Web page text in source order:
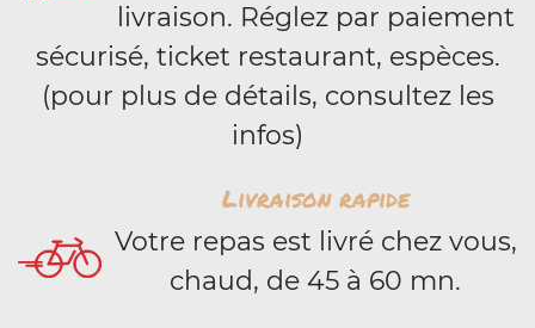
livraison. Réglez par paiement
sécurisé, ticket restaurant, espèces.
(pour plus de détails, consultez les
infos)
Livraison rapide
Votre repas est livré chez vous,
chaud, de 45 à 60 mn.